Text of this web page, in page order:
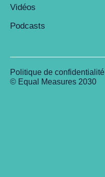
Vidéos
Podcasts
© Equal Measures 2030
Politique de confidentialité